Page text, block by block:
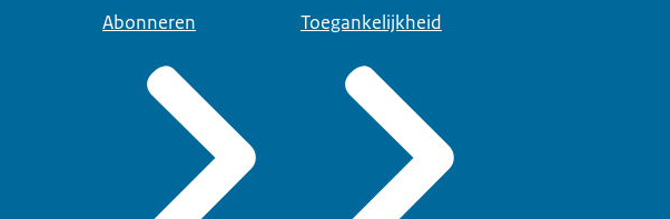
Abonneren Toegankelijkheid